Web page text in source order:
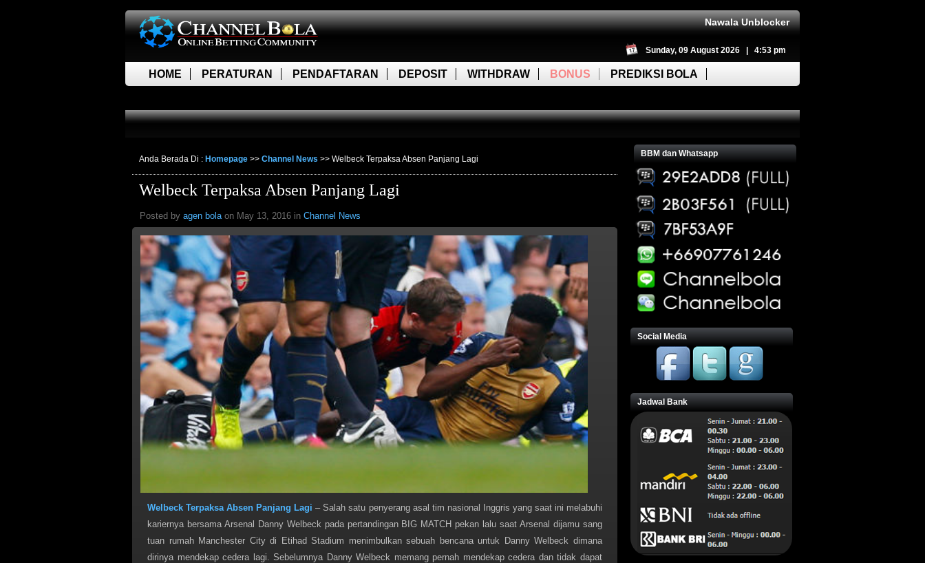
Nawala Unblocker
Sunday, 09 August 2026 | 4:53 pm
HOME PERATURAN PENDAFTARAN DEPOSIT WITHDRAW BONUS PREDIKSI BOLA
Anda Berada Di : Homepage >> Channel News >> Welbeck Terpaksa Absen Panjang Lagi
Welbeck Terpaksa Absen Panjang Lagi
Posted by agen bolaon May 13, 2016 in Channel News
Welbeck Terpaksa Absen Panjang Lagi – Salah satu penyerang asal tim nasional Inggris yang saat ini melabuhi
kariernya bersama Arsenal Danny Welbeck pada pertandingan BIG MATCH pekan lalu saat Arsenal dijamu sang
tuan rumah Manchester City di Etihad Stadium menimbulkan sebuah bencana untuk Danny Welbeck dimana
dirinya mendekap cedera lagi. Sebelumnya Danny Welbeck memang pernah mendekap cedera dan tidak dapat
BBM dan Whatsapp
Social Media
Jadwal Bank